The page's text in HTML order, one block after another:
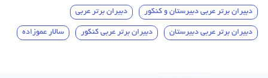
دبیران برتر عربی دبیرستان و کنکور
دبیران برتر عربی
دبیران برتر عربی دبیرستان دبیران برتر عربی کنکور سالار عموزاده